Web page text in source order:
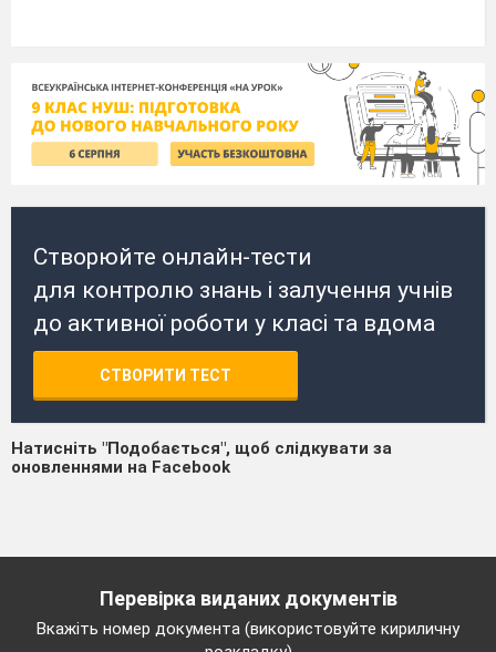
Створюйте онлайн-тести
для контролю знань і залучення учнів
до активної роботи у класі та вдома
СТВОРИТИ ТЕСТ
Натисніть "Подобається", щоб слідкувати за
оновленнями на Facebook
Перевірка виданих документів
Вкажіть номер документа (використовуйте кириличну